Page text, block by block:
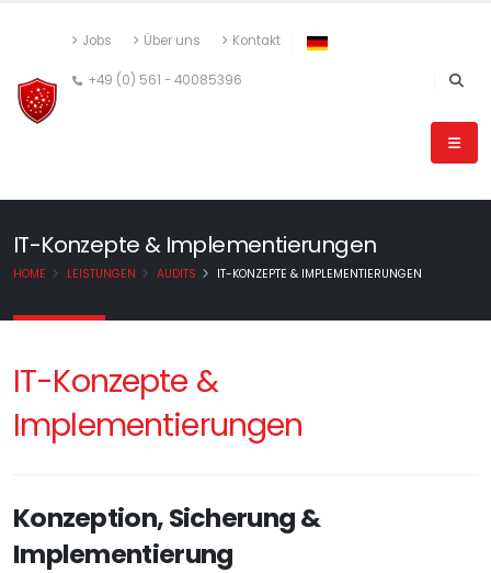
Jobs Über uns Kontakt
+49 (0) 561 - 40085396
IT-Konzepte & Implementierungen
HOME LEISTUNGEN AUDITS IT-KONZEPTE & IMPLEMENTIERUNGEN
IT-Konzepte &
Implementierungen
Konzeption, Sicherung &
Implementierung